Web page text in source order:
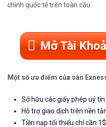
chính quốc tế trên toàn cầu.
Mở Tài
Một số ưu điểm của sàn
Sở hữu các giấy phép uý
Hỗ trợ giao dịch trên nền
Tiền nạp tối thiểu chỉ cần